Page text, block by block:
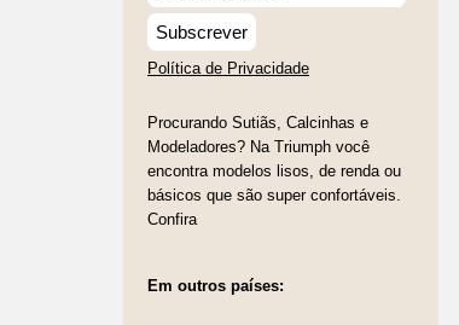
Subscrever
Política de Privacidade
Procurando Sutiãs, Calcinhas e
Modeladores? Na Triumph você
encontra modelos lisos, de renda ou
básicos que são super confortáveis.
Confira
Em outros países: